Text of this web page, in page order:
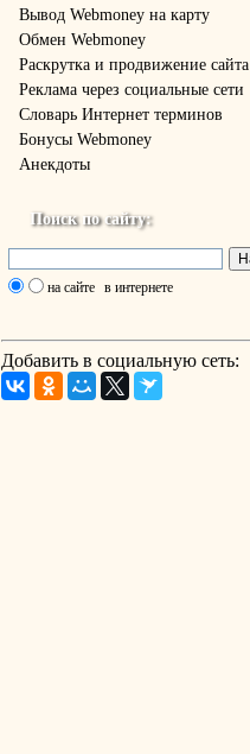
Вывод Webmoney на карту
Обмен Webmoney
Раскрутка и продвижение сайта
Реклама через социальные сети
Словарь Интернет терминов
Бонусы Webmoney
Анекдоты
Поиск по сайту:
на сайте в интернете
Добавить в социальную сеть: